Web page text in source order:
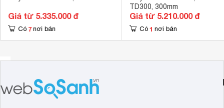
Giá từ 5.335.000 đ
Có 7 nơi bán
TD300, 300mm
Giá từ 5.210.000 đ
Có 1 nơi bán